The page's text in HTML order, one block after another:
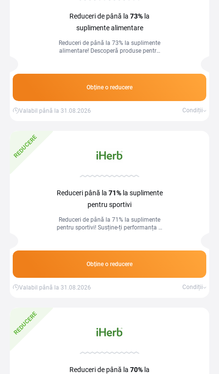
Reduceri de până la 73% la
suplimente alimentare
Reduceri de până la 73% la suplimente
alimentare! Descoperă produse pentru
Obține o reducere
Valabil până la 31.08.2026 Condiții
REDUCERE
Reduceri până la 71%la suplimente
pentru sportivi
Reduceri de până la 71% la suplimente
pentru sportivi! Susține-ți performanța și
Obține o reducere
Valabil până la 31.08.2026 Condiții
REDUCERE
Reduceri de până la 70% la